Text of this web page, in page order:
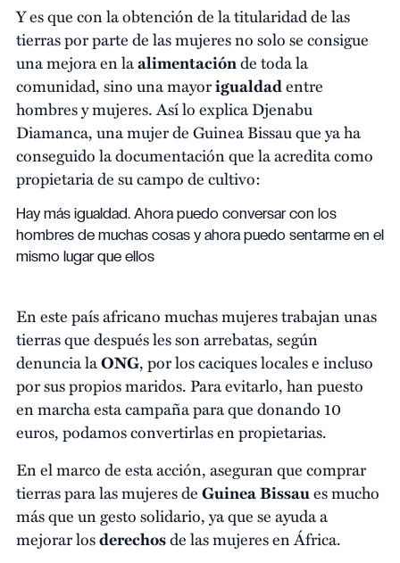
Y es que con la obtención de la titularidad de las
tierras por parte de las mujeres no solo se consigue
una mejora en laalimentaciónde toda la
comunidad, sino una mayorigualdadentre
hombres y mujeres. Así lo explica Djenabu
Diamanca, una mujer de Guinea Bissau que ya ha
conseguido la documentación que la acredita como
propietaria de su campo de cultivo:
Hay más igualdad. Ahora puedo conversar con los
hombres de muchas cosas y ahora puedo sentarme en el
mismo lugar que ellos
En este país africano muchas mujeres trabajan unas
tierras que después les son arrebatas, según
denuncia laONG, por los caciques locales e incluso
por sus propios maridos. Para evitarlo, han puesto
en marcha esta campaña para que donando 10
euros, podamos convertirlas en propietarias.
En el marco de esta acción, aseguran que comprar
tierras para las mujeres deGuinea Bissaues mucho
más que un gesto solidario, ya que se ayuda a
mejorar losderechosde las mujeres en África.